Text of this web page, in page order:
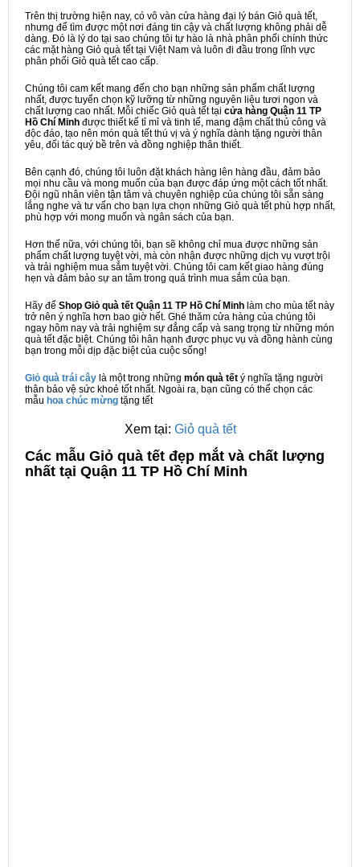
Trên thị trường hiện nay, có vô vàn cửa hàng đại lý bán Giỏ quà tết,
nhưng để tìm được một nơi đáng tin cậy và chất lượng không phải dễ
dàng. Đó là lý do tại sao chúng tôi tự hào là nhà phân phối chính thức
các mặt hàng Giỏ quà tết tại Việt Nam và luôn đi đầu trong lĩnh vực
phân phối Giỏ quà tết cao cấp.
Chúng tôi cam kết mang đến cho bạn những sản phẩm chất lượng
nhất, được tuyển chọn kỹ lưỡng từ những nguyên liệu tươi ngon và
chất lượng cao nhất. Mỗi chiếc Giỏ quà tết tại cửa hàng Quận 11 TP
Hồ Chí Minh được thiết kế tỉ mỉ và tinh tế, mang đậm chất thủ công và
độc đáo, tạo nên món quà tết thú vị và ý nghĩa dành tặng người thân
yêu, đối tác quý bề trên và đồng nghiệp thân thiết.
Bên cạnh đó, chúng tôi luôn đặt khách hàng lên hàng đầu, đảm bảo
mọi nhu cầu và mong muốn của bạn được đáp ứng một cách tốt nhất.
Đội ngũ nhân viên tận tâm và chuyên nghiệp của chúng tôi sẵn sàng
lắng nghe và tư vấn cho bạn lựa chọn những Giỏ quà tết phù hợp nhất,
phù hợp với mong muốn và ngân sách của bạn.
Hơn thế nữa, với chúng tôi, bạn sẽ không chỉ mua được những sản
phẩm chất lượng tuyệt vời, mà còn nhận được những dịch vụ vượt trội
và trải nghiệm mua sắm tuyệt vời. Chúng tôi cam kết giao hàng đúng
hẹn và đảm bảo sự an tâm trong quá trình mua sắm của bạn.
Hãy để Shop Giỏ quà tết Quận 11 TP Hồ Chí Minh làm cho mùa tết này
trở nên ý nghĩa hơn bao giờ hết. Ghé thăm cửa hàng của chúng tôi
ngay hôm nay và trải nghiệm sự đẳng cấp và sang trọng từ những món
quà tết đặc biệt. Chúng tôi hân hạnh được phục vụ và đồng hành cùng
bạn trong mỗi dịp đặc biệt của cuộc sống!
Giỏ quà trái cây là một trong những món quà tết ý nghĩa tặng người
thân bảo vệ sức khoẻ tốt nhất. Ngoài ra, bạn cũng có thể chọn các
mẫu hoa chúc mừng tặng tết
Xem tại: Giỏ quà tết
Các mẫu Giỏ quà tết đẹp mắt và chất lượng
nhất tại Quận 11 TP Hồ Chí Minh